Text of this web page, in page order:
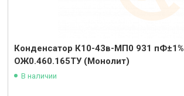
Конденсатор К10-43в-МП0 931 пФ±1%
ОЖ0.460.165ТУ (Монолит)
В наличии